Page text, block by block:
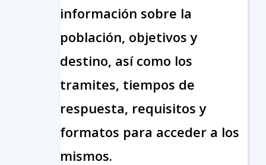
información sobre la
población, objetivos y
destino, así como los
tramites, tiempos de
respuesta, requisitos y
formatos para acceder a los
mismos.